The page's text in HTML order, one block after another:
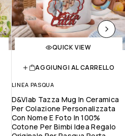
QUICK VIEW
AGGIUNGI AL CARRELLO
LINEA PASQUA
D&Vlab Tazza Mug In Ceramica
Per Colazione Personalizzata
Con Nome E Foto In 100%
Cotone Per Bimbi Idea Regalo